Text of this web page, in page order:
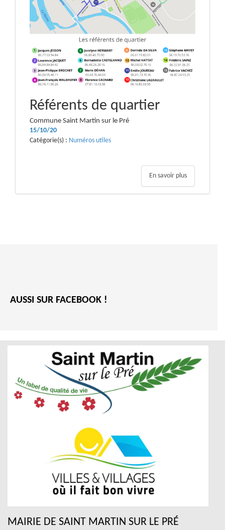
Référents de quartier
Commune Saint Martin sur le Pré
15/10/20
Catégorie(s) : Numéros utiles
En savoir plus
AUSSI SUR FACEBOOK !
MAIRIE DE SAINT MARTIN SUR LE PRÉ